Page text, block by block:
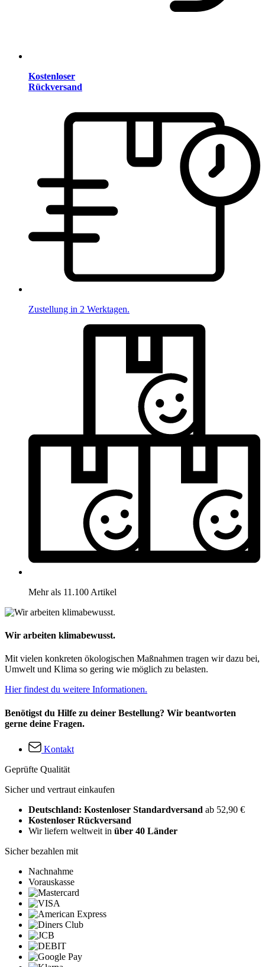
Kostenloser
Rückversand
Zustellung in 2 Werktagen.
Mehr als 11.100 Artikel
Wir arbeiten klimabewusst.
Mit vielen konkreten ökologischen Maßnahmen tragen wir dazu bei,
Umwelt und Klima so gering wie möglich zu belasten.
Hier findest du weitere Informationen.
Benötigst du Hilfe zu deiner Bestellung? Wir beantworten
gerne deine Fragen.
Kontakt
Geprüfte Qualität
Sicher und vertraut einkaufen
Deutschland: Kostenloser Standardversand ab 52,90 €
Kostenloser Rückversand
Wir liefern weltweit in über 40 Länder
Sicher bezahlen mit
Nachnahme
Vorauskasse